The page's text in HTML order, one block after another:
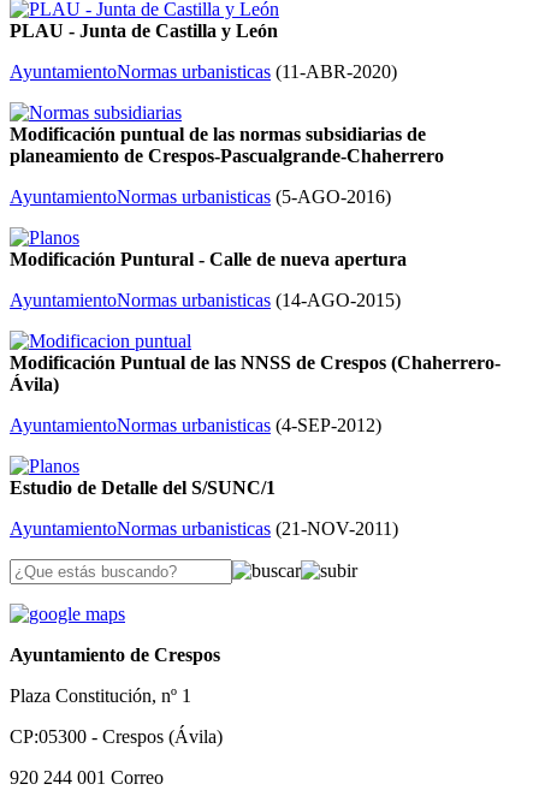
PLAU - Junta de Castilla y León
AyuntamientoNormas urbanisticas (11-ABR-2020)
Modificación puntual de las normas subsidiarias de
planeamiento de Crespos-Pascualgrande-Chaherrero
AyuntamientoNormas urbanisticas (5-AGO-2016)
Modificación Puntural - Calle de nueva apertura
AyuntamientoNormas urbanisticas (14-AGO-2015)
Modificación Puntual de las NNSS de Crespos (Chaherrero-
Ávila)
AyuntamientoNormas urbanisticas (4-SEP-2012)
Estudio de Detalle del S/SUNC/1
AyuntamientoNormas urbanisticas (21-NOV-2011)
Ayuntamiento de Crespos
Plaza Constitución, nº 1
CP:05300 - Crespos (Ávila)
920 244 001 Correo